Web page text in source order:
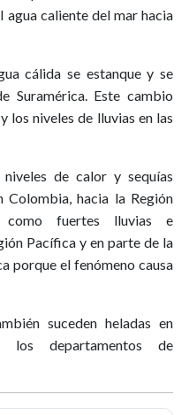
caliente del mar hacia
cálida se estanque y se
Suramérica. Este cambio
los niveles de lluvias en las
de calor y sequías
Colombia, hacia la Región
como fuertes lluvias e
Pacífica y en parte de la
porque el fenómeno causa
suceden heladas en
los departamentos de